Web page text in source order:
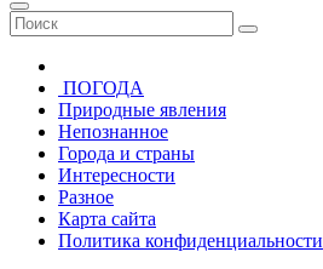
ПОГОДА
Природные явления
Непознанное
Города и страны
Интересности
Разное
Карта сайта
Политика конфиденциальности